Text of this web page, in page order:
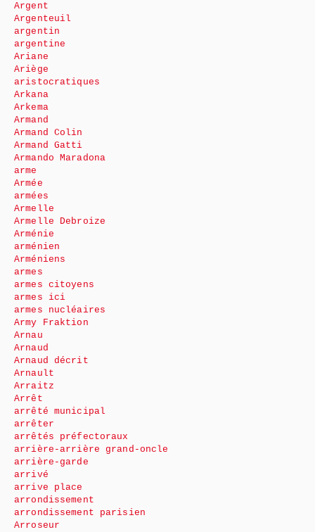
Argent
Argenteuil
argentin
argentine
Ariane
Ariège
aristocratiques
Arkana
Arkema
Armand
Armand Colin
Armand Gatti
Armando Maradona
arme
Armée
armées
Armelle
Armelle Debroize
Arménie
arménien
Arméniens
armes
armes citoyens
armes ici
armes nucléaires
Army Fraktion
Arnau
Arnaud
Arnaud décrit
Arnault
Arraitz
Arrêt
arrêté municipal
arrêter
arrêtés préfectoraux
arrière-arrière grand-oncle
arrière-garde
arrivé
arrive place
arrondissement
arrondissement parisien
Arroseur